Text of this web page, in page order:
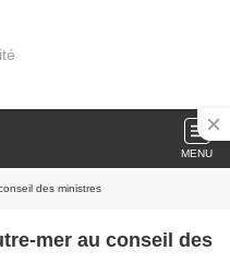
MENU
des ministres
mer au conseil des